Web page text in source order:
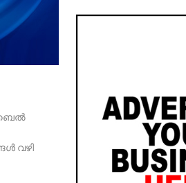
വഴി